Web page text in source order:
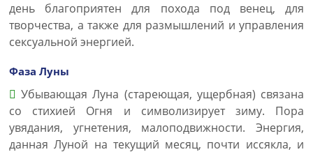
день благоприятен для похода под венец, для
творчества, а также для размышлений и управления
сексуальной энергией.
Фаза Луны
Убывающая Луна (стареющая, ущербная) связана
со стихией Огня и символизирует зиму. Пора
увядания, угнетения, малоподвижности. Энергия,
данная Луной на текущий месяц, почти иссякла, и